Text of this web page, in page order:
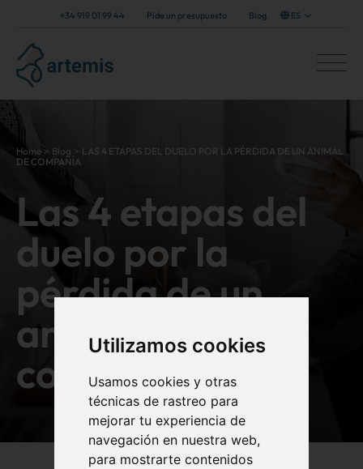
Utilizamos cookies
Usamos cookies y otras
técnicas de rastreo para
mejorar tu experiencia de
navegación en nuestra web,
para mostrarte contenidos
+34 919 01 99 44 Pide un presupuesto Blog ES
Home> Blog > LAS 4 ETAPAS DEL DUELO POR LA PÉRDIDA DE UN ANIMAL
DE COMPAÑÍA
Las 4 etapas del
duelo por la
pérdida de un
animal de
compañía